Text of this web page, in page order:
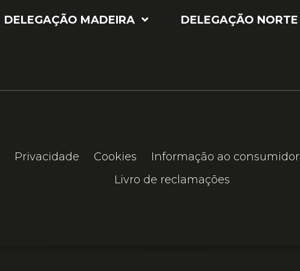
DELEGAÇÃO MADEIRA DELEGAÇÃO NORTE
Privacidade Cookies Informação ao consumidor
Livro de reclamações